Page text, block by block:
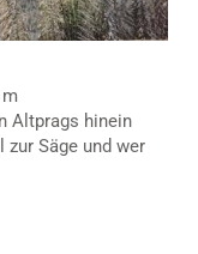
Altprags hinein
zur Säge und wer